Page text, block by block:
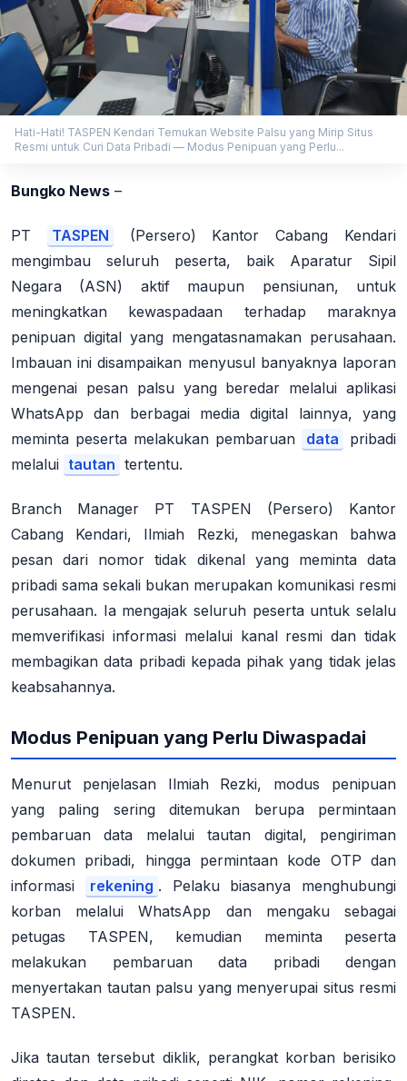
Hati-Hati! TASPEN Kendari Temukan Website Palsu yang Mirip Situs
Resmi untuk Curi Data Pribadi — Modus Penipuan yang Perlu...
Bungko News –
PT TASPEN
(Persero) Kantor Cabang Kendari
mengimbau seluruh peserta, baik Aparatur Sipil
Negara (ASN) aktif maupun pensiunan, untuk
meningkatkan kewaspadaan terhadap maraknya
penipuan digital yang mengatasnamakan perusahaan.
Imbauan ini disampaikan menyusul banyaknya laporan
mengenai pesan palsu yang beredar melalui aplikasi
WhatsApp dan berbagai media digital lainnya, yang
meminta peserta melakukan pembaruan
data
pribadi
melalui tautan tertentu.
Branch Manager PT TASPEN (Persero) Kantor
Cabang Kendari, Ilmiah Rezki, menegaskan bahwa
pesan dari nomor tidak dikenal yang meminta data
pribadi sama sekali bukan merupakan komunikasi resmi
perusahaan. Ia mengajak seluruh peserta untuk selalu
memverifikasi informasi melalui kanal resmi dan tidak
membagikan data pribadi kepada pihak yang tidak jelas
keabsahannya.
Modus Penipuan yang Perlu Diwaspadai
Menurut penjelasan Ilmiah Rezki, modus penipuan
yang paling sering ditemukan berupa permintaan
pembaruan data melalui tautan digital, pengiriman
dokumen pribadi, hingga permintaan kode OTP dan
informasi
rekening . Pelaku biasanya menghubungi
korban melalui WhatsApp dan mengaku sebagai
petugas TASPEN, kemudian meminta peserta
melakukan pembaruan data pribadi dengan
menyertakan tautan palsu yang menyerupai situs resmi
TASPEN.
Jika tautan tersebut diklik, perangkat korban berisiko